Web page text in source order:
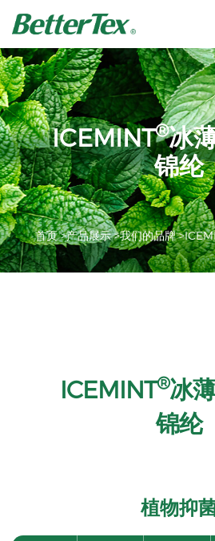
ICEMINT®冰
锦纶
首页 >产品展示 >我们的品牌 >
ICEMINT®冰
锦纶
植物抑